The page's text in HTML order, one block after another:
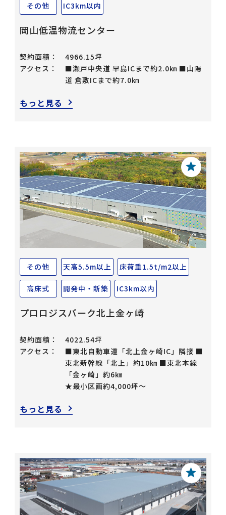
その他 IC3km以内
岡山低温物流センター
契約面積：
4966.15坪
アクセス：
■瀬戸中央道 早島ICまで約2.0㎞ ■山陽
道 倉敷ICまで約7.0㎞
もっと見る
その他 天高5.5m以上 床荷重1.5t/m2以上
高床式 開発中・新築 IC3km以内
プロロジスパーク北上金ヶ崎
契約面積：
4022.54坪
アクセス：
■東北自動車道「北上金ヶ崎IC」隣接 ■
東北新幹線「北上」約10㎞ ■東北本線
「金ヶ崎」約6㎞
★最小区画約4,000坪～
もっと見る